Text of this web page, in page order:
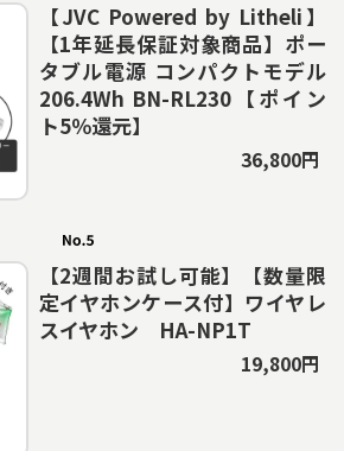
【JVC Powered by Litheli】
【1年延長保証対象商品】ポー
タブル電源 コンパクトモデル
206.4Wh BN-RL230【ポイン
ト5％還元】
36,800円
【2週間お試し可能】【数量限
定イヤホンケース付】ワイヤレ
スイヤホン HA-NP1T
19,800円